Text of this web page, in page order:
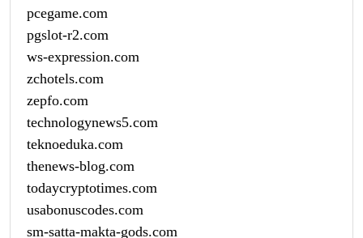
pcegame.com
pgslot-r2.com
ws-expression.com
zchotels.com
zepfo.com
technologynews5.com
teknoeduka.com
thenews-blog.com
todaycryptotimes.com
usabonuscodes.com
sm-satta-makta-gods.com